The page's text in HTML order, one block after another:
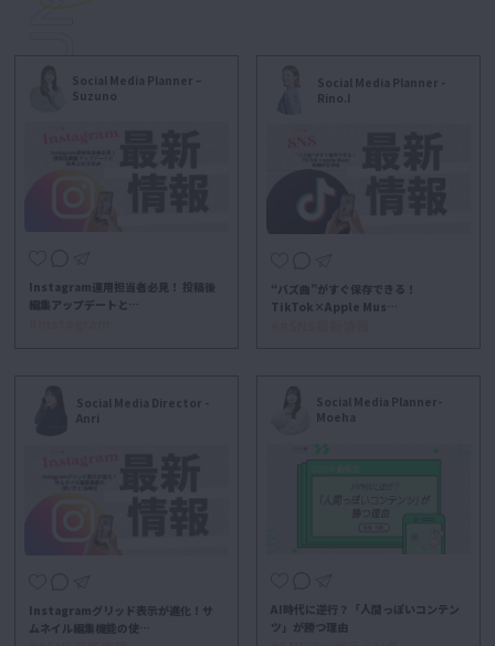
Social Media Planner –
Suzuno
Instagram運用担当者必見！ 投稿後
編集アップデートと…
Social Media Planner -
Rino.I
“バズ曲”がすぐ保存できる！
TikTok×Apple Mus…
Social Media Director -
Anri
Instagramグリッド表示が進化！サ
ムネイル編集機能の使…
Social Media Planner-
Moeha
AI時代に逆行？「人間っぽいコンテン
ツ」が勝つ理由